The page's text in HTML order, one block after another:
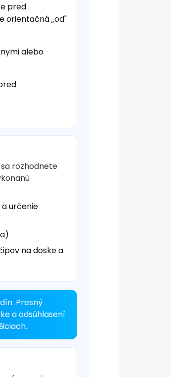
pred
orientačná „od"
alebo
sa rozhodnete
určenie
na doske a
Presný
a odsúhlasení